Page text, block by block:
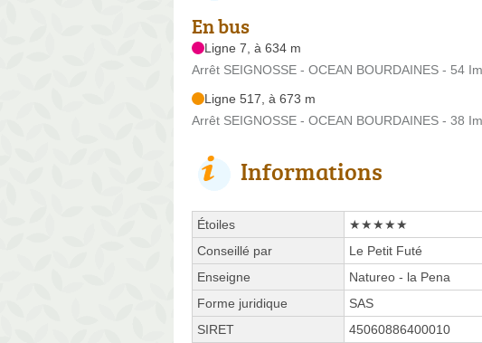
En bus
Ligne 7, à 634 m
Arrêt SEIGNOSSE - OCEAN BOURDAINES - 54
Ligne 517, à 673 m
Arrêt SEIGNOSSE - OCEAN BOURDAINES - 38
Informations
Étoiles
★★★★★
Conseillé par
Le Petit Futé
Enseigne
Natureo - la Pena
Forme juridique
SAS
SIRET
45060886400010